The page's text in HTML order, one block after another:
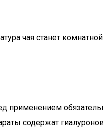
чая станет
применением
содержат